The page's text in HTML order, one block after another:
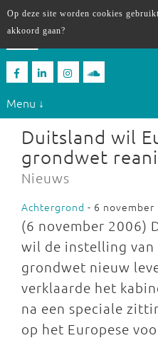
Menu ↓
Duitsland wil
grondwet
Nieuws
Achtergrond - 6 november
(6 november 2006)
wil de instelling van
grondwet nieuw
verklaarde het
na een speciale
op het Europese
Op deze site worden cookies
akkoord gaan?